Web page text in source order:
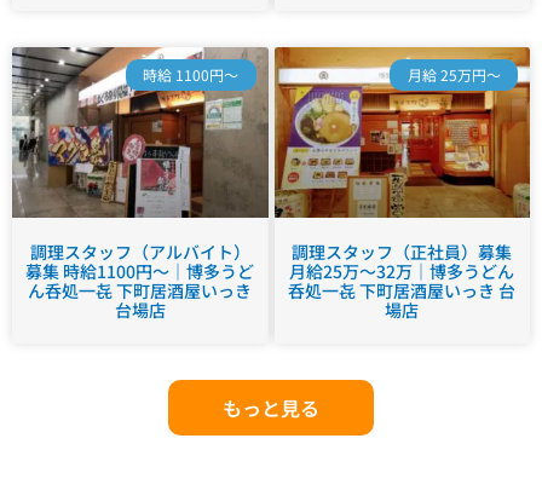
時給 1100円～
調理スタッフ（アルバイト）
募集 時給1100円～｜博多うど
ん呑処一㐂 下町居酒屋いっき
台場店
月給 25万円～
調理スタッフ（正社員）募集
月給25万～32万｜博多うどん
呑処一㐂 下町居酒屋いっき 台
場店
もっと見る